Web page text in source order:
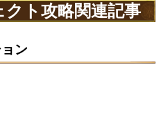
ト攻略関連記事
ン